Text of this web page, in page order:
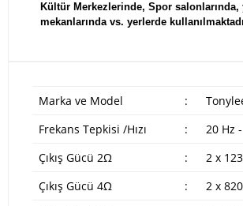
Kültür Merkezlerinde, Spor
mekanlarında vs. yerlerde
Marka ve Model :
Frekans Tepkisi /Hızı
:
20 Hz
Çıkış Gücü 2Ω
:
2 x
Çıkış Gücü 4Ω
:
2 x